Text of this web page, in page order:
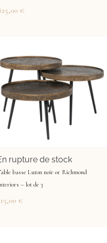
€
rupture de stock
basse Luton noir or Richmond
– lot de 3
€